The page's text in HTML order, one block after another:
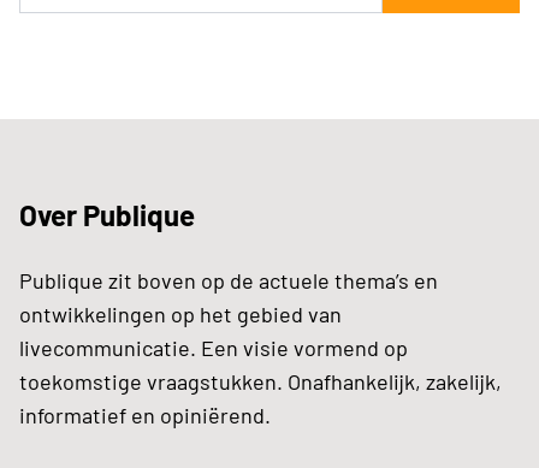
Over Publique
Publique zit boven op de actuele thema’s en
ontwikkelingen op het gebied van
livecommunicatie. Een visie vormend op
toekomstige vraagstukken. Onafhankelijk, zakelijk,
informatief en opiniërend.